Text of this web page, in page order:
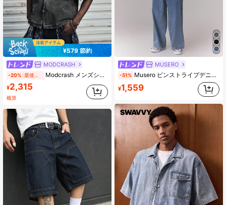
¥579 節約
MODCRASH
-20% Modcrash メンズシャツ、ストリートウェアカジュアルストリート、デニム、リラックスフィット、ワーク、春夏、ブラック、ユニセックス
¥2,315
概算
MUSERO
-51% Musero ピンストライプデニムパンツ ゆったりストレートレッグ ボタン留め ジーンズ 秋冬限定
¥1,559